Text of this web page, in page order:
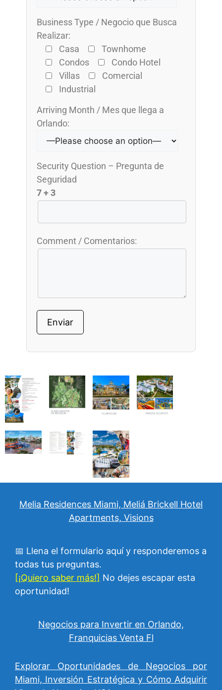
Business Type / Negocio que Busca
Realizar:
Casa
Townhome
Condos
Condo Hotel
Villas
Comercial
Industrial
Arriving Month / Mes que llega a
Orlando:
Security Question – Pregunta de
Seguridad
7 + 3
Comment / Comentarios:
Melia Residences Miami, Meliá Brickell Hotel
Apartments, Visions
📅 Llena el formulario aquí y responderemos a
todas tus preguntas.
[¡Quiero saber más!] No dejes escapar esta
oportunidad!
Negocios para Invertir en Orlando,
Franquicias Venta Fl
Explorar Oportunidades de Negocios por
Miami, Inversión Estratégica y Cómo Adquirir